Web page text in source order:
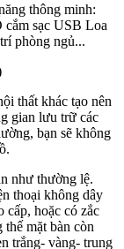
thông minh:
sạc USB Loa
phòng ngủ...
thất khác tạo nên
gian lưu trữ các
bạn sẽ không
như thường lệ.
thoại không dây
cấp, hoặc có zắc
mặt bàn còn
trắng- vàng- trung